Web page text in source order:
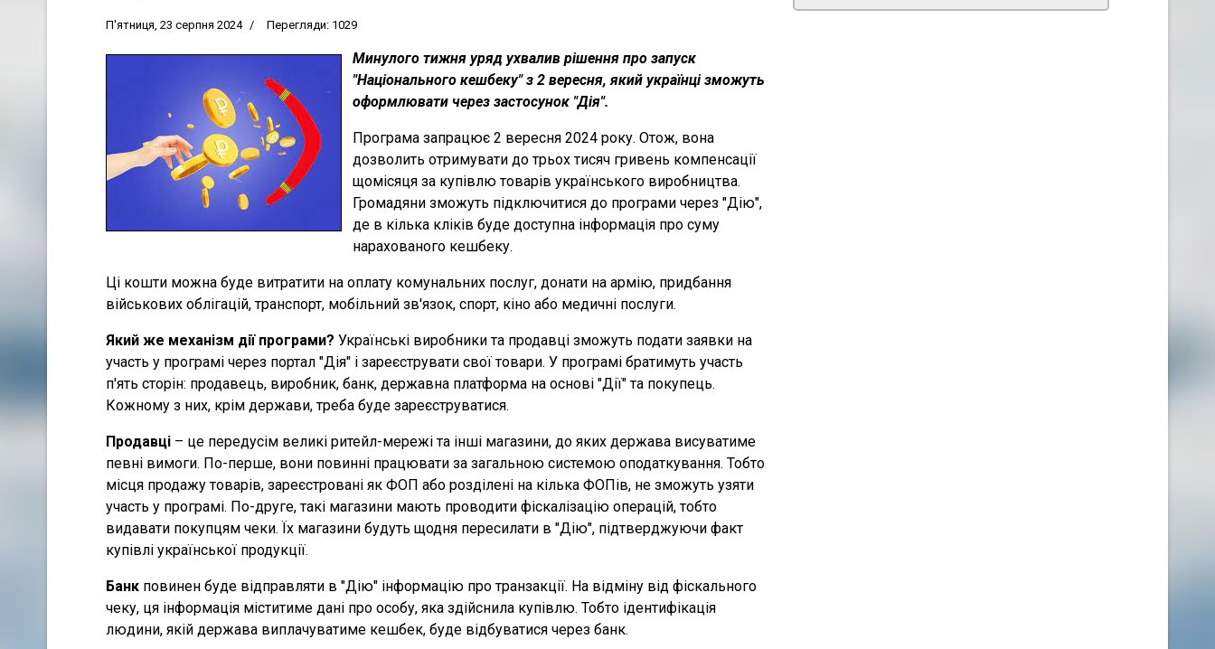
П'ятниця, 23 серпня 2024 Перегляди: 1029
Минулого тижня уряд ухвалив рішення про запуск
"Національного кешбеку" з 2 вересня, який українці зможуть
оформлювати через застосунок "Дія".
Програма запрацює 2 вересня 2024 року. Отож, вона
дозволить отримувати до трьох тисяч гривень компенсації
щомісяця за купівлю товарів українського виробництва.
Громадяни зможуть підключитися до програми через "Дію",
де в кілька кліків буде доступна інформація про суму
нарахованого кешбеку.
Ці кошти можна буде витратити на оплату комунальних послуг, донати на армію, придбання
військових облігацій, транспорт, мобільний зв'язок, спорт, кіно або медичні послуги.
Який же механізм дії програми? Українські виробники та продавці зможуть подати заявки на
участь у програмі через портал "Дія" і зареєструвати свої товари. У програмі братимуть участь
п'ять сторін: продавець, виробник, банк, державна платформа на основі "Дії" та покупець.
Кожному з них, крім держави, треба буде зареєструватися.
Продавці – це передусім великі ритейл-мережі та інші магазини, до яких держава висуватиме
певні вимоги. По-перше, вони повинні працювати за загальною системою оподаткування. Тобто
місця продажу товарів, зареєстровані як ФОП або розділені на кілька ФОПів, не зможуть узяти
участь у програмі. По-друге, такі магазини мають проводити фіскалізацію операцій, тобто
видавати покупцям чеки. Їх магазини будуть щодня пересилати в "Дію", підтверджуючи факт
купівлі української продукції.
Банк повинен буде відправляти в "Дію" інформацію про транзакції. На відміну від фіскального
чеку, ця інформація міститиме дані про особу, яка здійснила купівлю. Тобто ідентифікація
людини, якій держава виплачуватиме кешбек, буде відбуватися через банк.